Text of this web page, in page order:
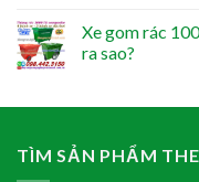
Xe gom rác
ra sao?
TÌM SẢN PHẨM